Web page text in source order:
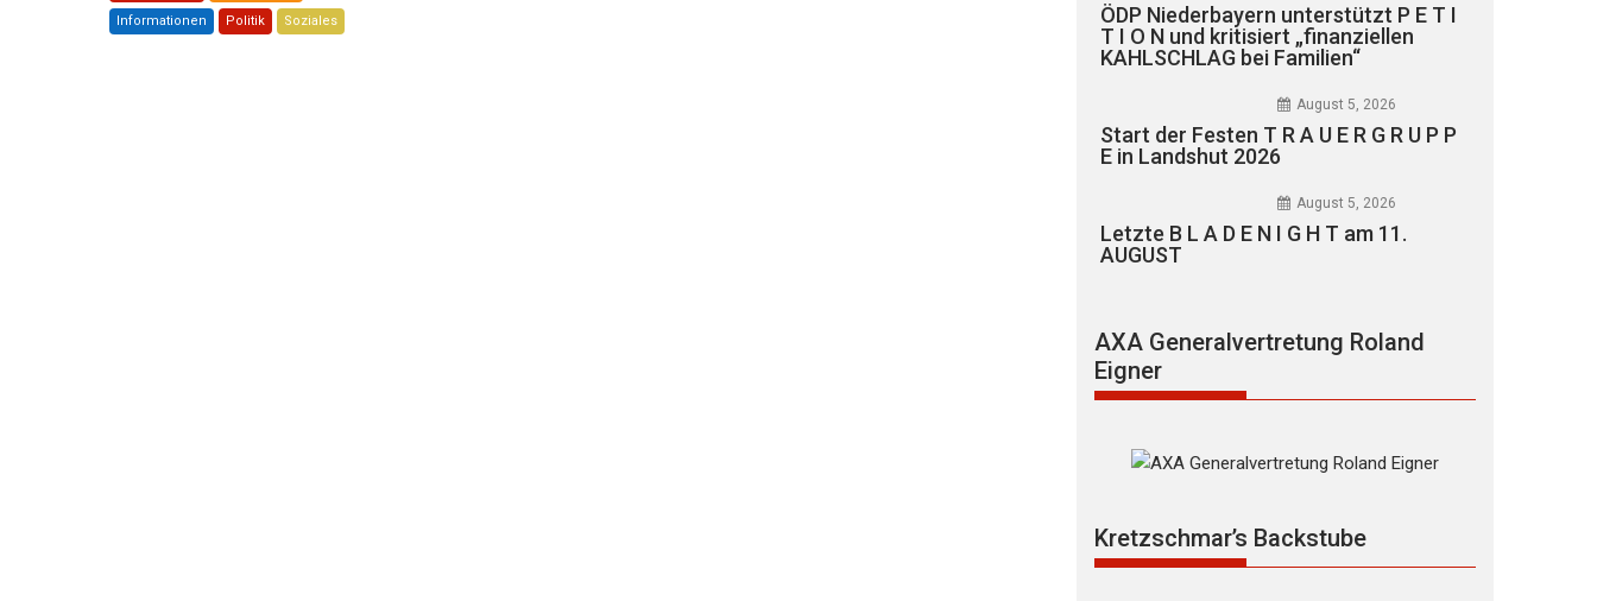
Informationen Politik Soziales
ÖDP Niederbayern unterstützt P E T I
T I O N und kritisiert „finanziellen
KAHLSCHLAG bei Familien“
August 5, 2026
Start der Festen T R A U E R G R U P P
E in Landshut 2026
August 5, 2026
Letzte B L A D E N I G H T am 11.
AUGUST
AXA Generalvertretung Roland
Eigner
Kretzschmar’s Backstube